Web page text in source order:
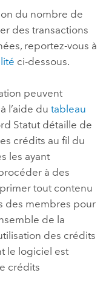
du nombre de
des transactions
reportez-vous à
ci-dessous.
peuvent
l’aide du tableau
Statut détaille de
crédits au fil du
les ayant
à des
tout contenu
des membres pour
de la
des crédits
le logiciel est
crédits